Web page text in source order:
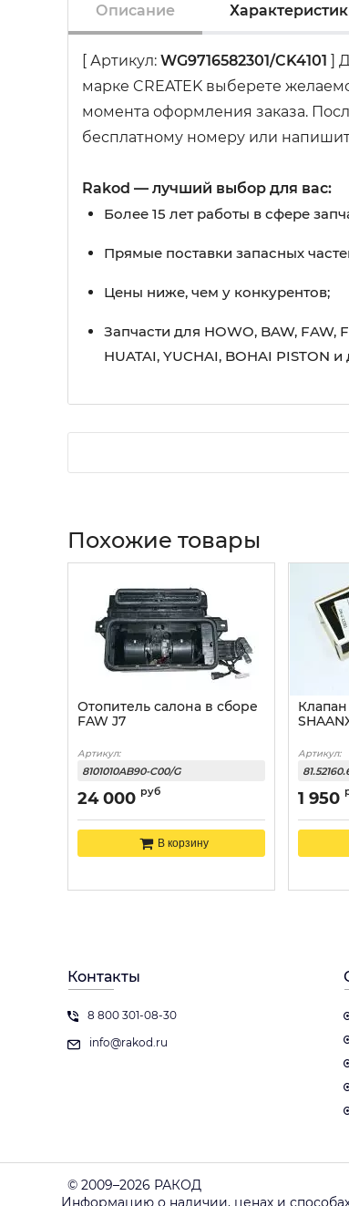
Описание
[ Артикул: WG9716582301/CK4101 ]
марке CREATEK выберете
момента оформления заказа.
бесплатному номеру или
Rakod — лучший выбор для вас:
Более 15 лет работы в сфере
Прямые поставки запасных
Цены ниже, чем у конкурентов;
Запчасти для HOWO, BAW, FAW,
HUATAI, YUCHAI, BOHAI PISTON и
Похожие товары
Отопитель салона в сборе
FAW J7
Артикул:
8101010AB90-C00/G
24 000 руб
В корзину
Артикул:
1 950
Контакты
8 800 301-08-30
info@rakod.ru
© 2009–2026 РАКОД